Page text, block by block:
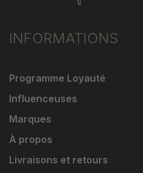
INFORMATIONS
Programme Loyauté
Influenceuses
Marques
À propos
Livraisons et retours